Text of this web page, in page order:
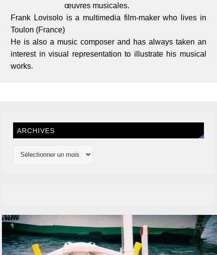
œuvres musicales.
Frank Lovisolo is a multimedia film-maker who lives in
Toulon (France)
He is also a music composer and has always taken an
interest in visual representation to illustrate his musical
works.
ARCHIVES